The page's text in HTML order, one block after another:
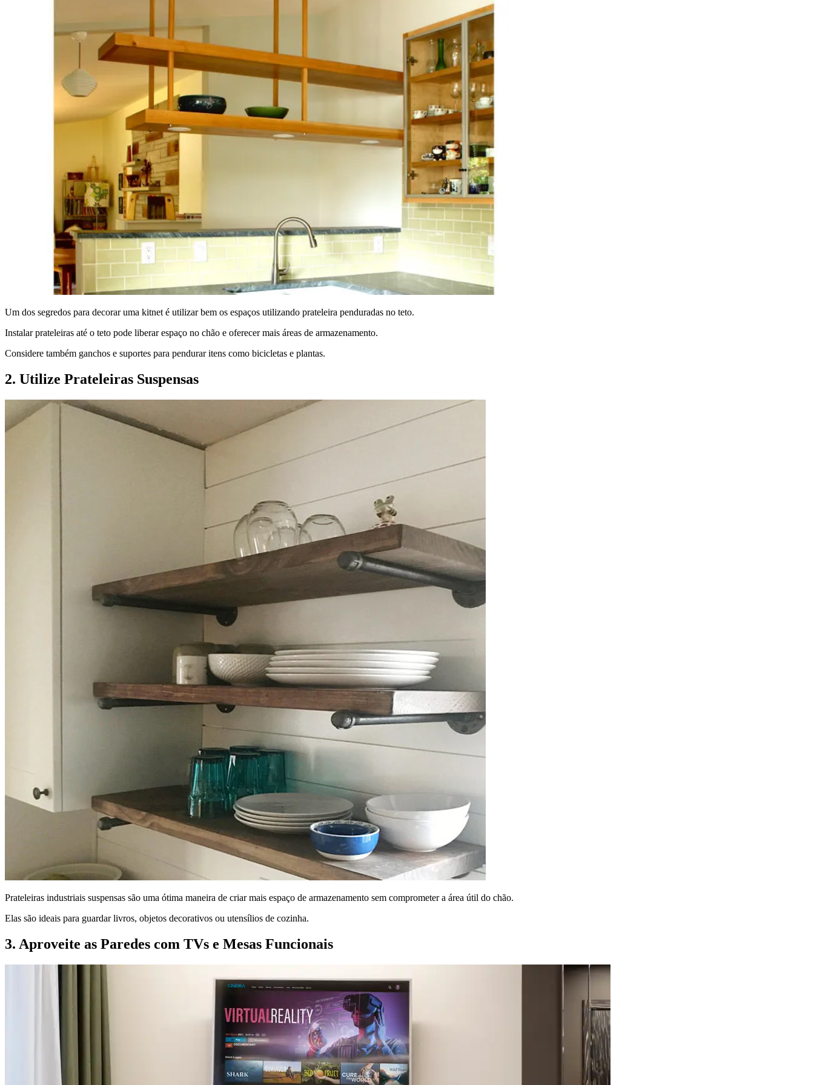
Um dos segredos para decorar uma kitnet é utilizar bem os espaços utilizando prateleira penduradas no teto.
Instalar prateleiras até o teto pode liberar espaço no chão e oferecer mais áreas de armazenamento.
Considere também ganchos e suportes para pendurar itens como bicicletas e plantas.
2. Utilize Prateleiras Suspensas
Prateleiras industriais suspensas são uma ótima maneira de criar mais espaço de armazenamento sem comprometer a área útil do chão.
Elas são ideais para guardar livros, objetos decorativos ou utensílios de cozinha.
3. Aproveite as Paredes com TVs e Mesas Funcionais